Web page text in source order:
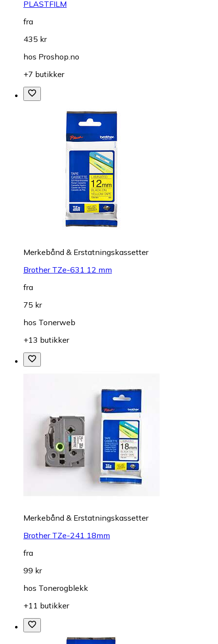
PLASTFILM
fra
435 kr
hos Proshop.no
+7 butikker
Merkebånd & Erstatningskassetter
Brother TZe-631 12 mm
fra
75 kr
hos Tonerweb
+13 butikker
Merkebånd & Erstatningskassetter
Brother TZe-241 18mm
fra
99 kr
hos Tonerogblekk
+11 butikker